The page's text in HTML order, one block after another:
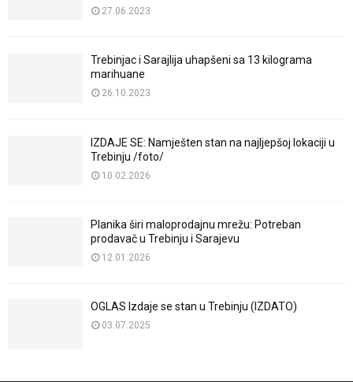
27.06.2023
Trebinjac i Sarajlija uhapšeni sa 13 kilograma
marihuane
26.10.2023
IZDAJE SE: Namješten stan na najljepšoj lokaciji u
Trebinju /foto/
10.02.2026
Planika širi maloprodajnu mrežu: Potreban
prodavač u Trebinju i Sarajevu
12.01.2026
OGLAS Izdaje se stan u Trebinju (IZDATO)
03.07.2025